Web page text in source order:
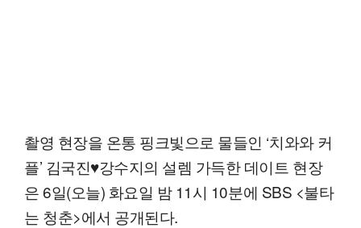
촬영 현장을 온통 핑크빛으로 물들인 ‘치와와 커
플’ 김국진♥강수지의 설렘 가득한 데이트 현장
은 6일(오늘) 화요일 밤 11시 10분에 SBS <불타
는 청춘>에서 공개된다.